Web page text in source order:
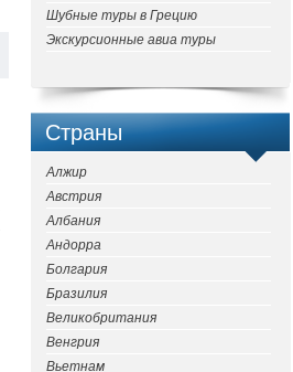
Шубные туры в Грецию
Экскурсионные авиа туры
Страны
Алжир
Австрия
Албания
Андорра
Болгария
Бразилия
Великобритания
Венгрия
Вьетнам